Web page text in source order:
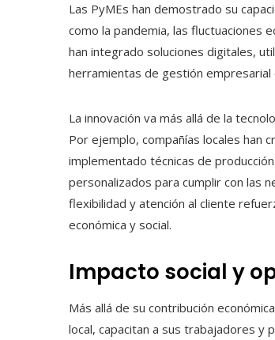
Las PyMEs han demostrado su
como la pandemia, las fluctuaciones
han integrado soluciones digitales,
herramientas de gestión empresarial
La innovación va más allá de la
Por ejemplo, compañías locales han
implementado técnicas de
personalizados para cumplir con las
flexibilidad y atención al cliente
económica y social.
Impacto social y
Más allá de su contribución
local, capacitan a sus trabajadores y